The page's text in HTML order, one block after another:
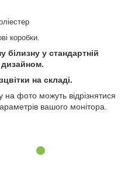
коробки.
білизну у стандартній
дизайном.
на складі.
на фото можуть відрізнятися
вашого монітора.